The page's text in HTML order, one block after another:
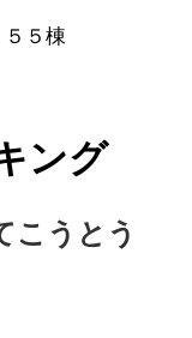
５棟
ング
こうとう